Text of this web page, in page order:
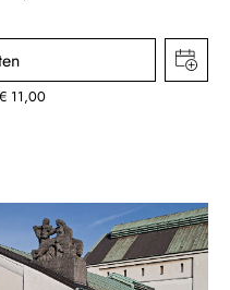
€ 11,00